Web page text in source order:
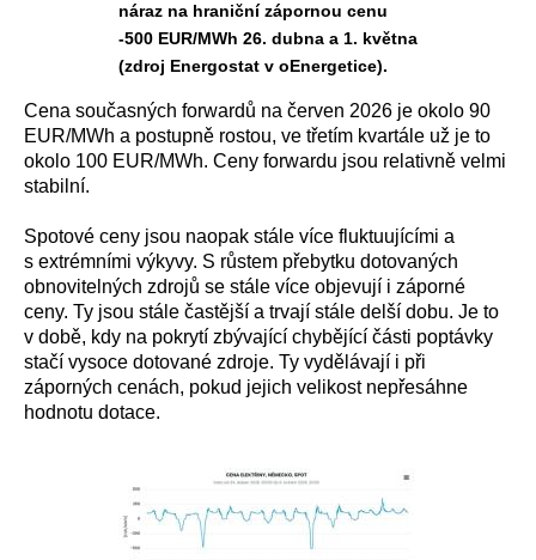
náraz na hraniční zápornou cenu
-500 EUR/MWh 26. dubna a 1. května
(zdroj Energostat v oEnergetice).
Cena současných forwardů na červen 2026 je okolo 90
EUR/MWh a postupně rostou, ve třetím kvartále už je to
okolo 100 EUR/MWh. Ceny forwardu jsou relativně velmi
stabilní.
Spotové ceny jsou naopak stále více fluktuujícími a
s extrémními výkyvy. S růstem přebytku dotovaných
obnovitelných zdrojů se stále více objevují i záporné
ceny. Ty jsou stále častější a trvají stále delší dobu. Je to
v době, kdy na pokrytí zbývající chybějící části poptávky
stačí vysoce dotované zdroje. Ty vydělávají i při
záporných cenách, pokud jejich velikost nepřesáhne
hodnotu dotace.